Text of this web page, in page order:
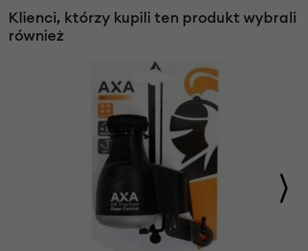
Klienci, którzy kupili ten produkt wybrali
również